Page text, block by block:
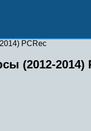
PCRec
(2012-2014)